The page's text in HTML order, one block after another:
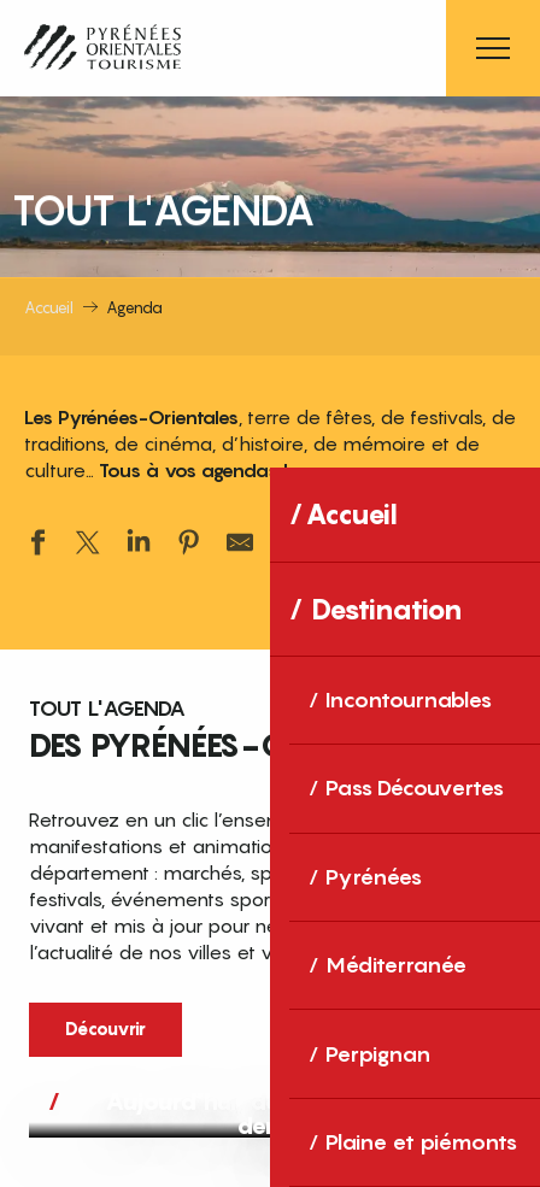
contenu
principal
Accueil
Destination
Incontournables
Pass Découvertes
Pyrénées
Méditerranée
Perpignan
Plaine et piémonts
TOUT L'AGENDA
Accueil Agenda
Les Pyrénées-Orientales , terre de fêtes, de festivals, de
traditions, de cinéma, d’histoire, de mémoire et de
culture… Tous à vos agendas !
TOUT L'AGENDA
DES PYRÉNÉES-ORIENTALES
Retrouvez en un clic l’ensemble des fêtes,
manifestations et animations recensées dans le
département : marchés, spectacles, expositions,
festivals, événements sportifs et culturels… un agenda
vivant et mis à jour pour ne rien manquer de
l’actualité de nos villes et villages.
Découvrir
Aujourd’hui, demain et après-
demain